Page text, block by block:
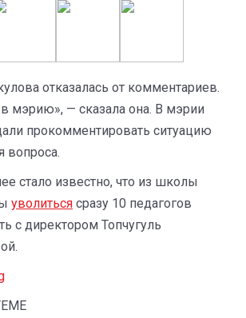
отказалась от комментариев.
мэрию», — сказала она. В мэрии
прокомментировать ситуацию
вопроса.
стало известно, что из школы
уволиться сразу 10 педагогов
с директором Топчугуль